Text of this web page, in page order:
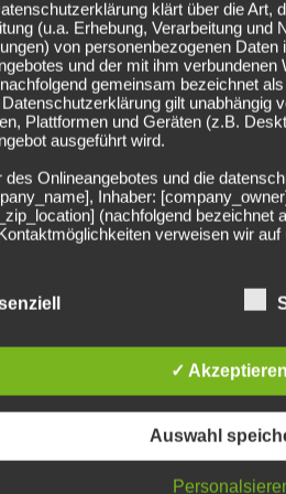
Damals konnte sich
Quote von 20,00 aufgeht, müssen
der Fall.
einen speziellen Quoten-Turbo für
Quote von
und als Einzelwette vor
erfolgreich ist, erhältst du 100 €
kannst.
klärt über die Art,
(u.a. Erhebung, Verarbeitung und
von personenbezogenen Daten
und der mit ihm verbundenen
gemeinsam bezeichnet
gilt unabhängig
Plattformen und Geräten (z.B.
ausgeführt wird.
des Onlineangebotes und die
Inhaber:
(nachfolgend bezeichnet
verweisen wir
Die verwendeten
zu verstehen.
Angaben zur
personenbezogene Daten der
Datenschutzbestimmungen
Erbringung unserer vertraglichen
bzw. gesetzlich vorgeschrieben
✓ Akzeptieren
Auswahl